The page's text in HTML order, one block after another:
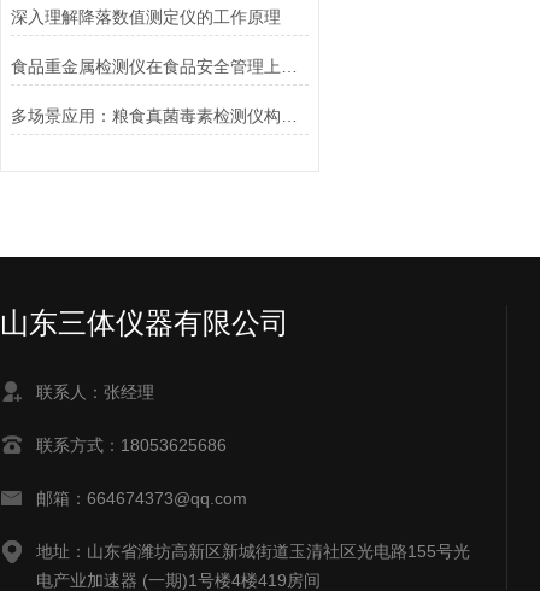
深入理解降落数值测定仪的工作原理
山东三体仪器有限公司
联系人：张经理
联系方式：18053625686
邮箱：664674373@qq.com
地址：山东省潍坊高新区新城街道玉清社区光电路155号光
电产业加速器 (一期)1号楼4楼419房间